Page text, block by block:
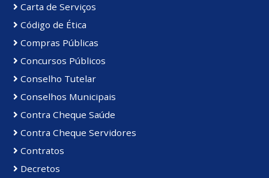
Carta de Serviços
Código de Ética
Compras Públicas
Concursos Públicos
Conselho Tutelar
Conselhos Municipais
Contra Cheque Saúde
Contra Cheque Servidores
Contratos
Decretos